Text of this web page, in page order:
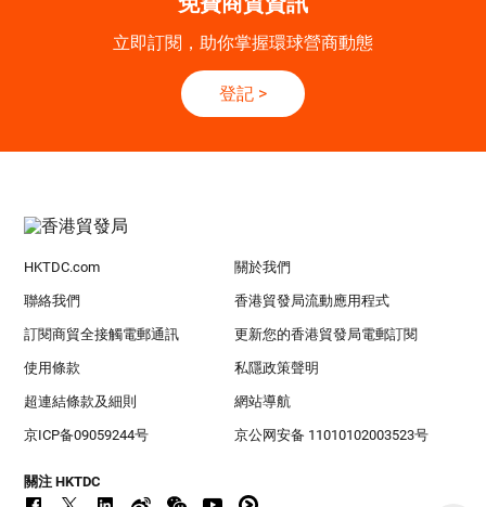
立即訂閱，助你掌握環球營商動態
登記 >
HKTDC.com 關於我們
聯絡我們 香港貿發局流動應用程式
訂閱商貿全接觸電郵通訊 更新您的香港貿發局電郵訂閱
使用條款 私隱政策聲明
超連結條款及細則 網站導航
京ICP备09059244号 京公网安备 11010102003523号
關注 HKTDC